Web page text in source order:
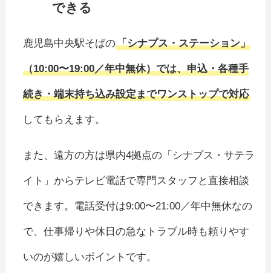
できる
鹿児島中央駅そばの「シナプス・ステーション」
（10:00〜19:00／年中無休）では、申込・各種手
続き・端末持ち込み設定までワンストップで対応
してもらえます。
また、遠方の方は県内4拠点の「シナプス・サテラ
イト」からテレビ電話で専門スタッフと直接相談
できます。電話受付は9:00〜21:00／年中無休なの
で、仕事帰りや休日の急なトラブル時も頼りやす
いのが嬉しいポイントです。